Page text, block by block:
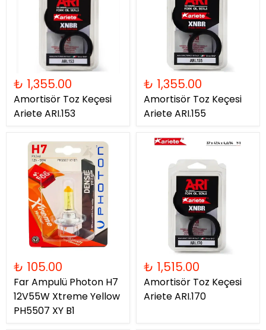
₺ 1,355.00
Amortisör Toz Keçesi
Ariete ARI.153
₺ 1,355.00
Amortisör Toz Keçesi
Ariete ARI.155
₺ 105.00
Far Ampulü Photon H7
12V55W Xtreme Yellow
PH5507 XY B1
₺ 1,515.00
Amortisör Toz Keçesi
Ariete ARI.170